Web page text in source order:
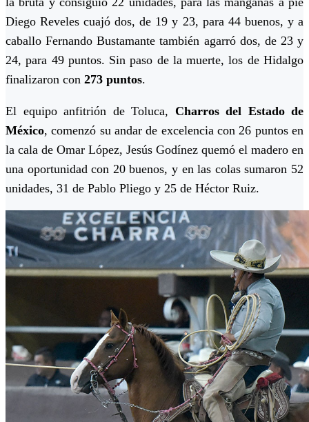
Diego Reveles cuajó dos, de 19 y 23, para 44 buenos, y a
caballo Fernando Bustamante también agarró dos, de 23 y
24, para 49 puntos. Sin paso de la muerte, los de Hidalgo
finalizaron con 273 puntos.
El equipo anfitrión de Toluca, Charros del Estado de
México, comenzó su andar de excelencia con 26 puntos en
la cala de Omar López, Jesús Godínez quemó el madero en
una oportunidad con 20 buenos, y en las colas sumaron 52
unidades, 31 de Pablo Pliego y 25 de Héctor Ruiz.